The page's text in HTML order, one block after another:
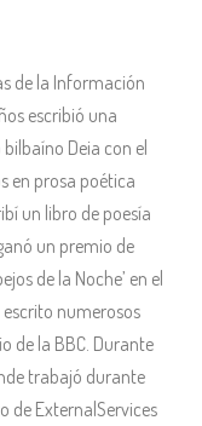
de la Información
escribió una
Deia con el
en prosa poética
un libro de poesía
un premio de
de la Noche’ en el
escrito numerosos
de la BBC. Durante
trabajó durante
de ExternalServices